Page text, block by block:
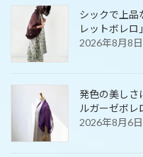
シックで上品
レットボレロ
2026年8月8日
発色の美しさ
ルガーゼボレ
2026年8月6日